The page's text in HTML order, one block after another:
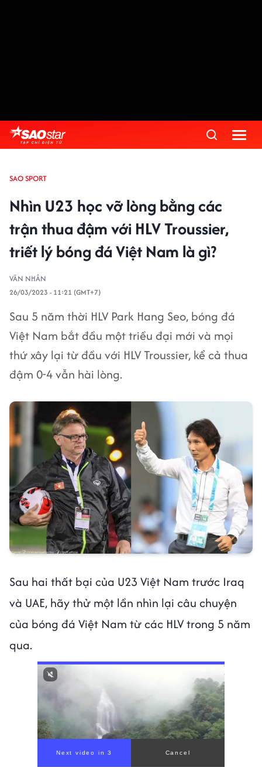
SAO SPORT
Nhìn U23 học vỡ lòng bằng các
trận thua đậm với HLV Troussier,
triết lý bóng đá Việt Nam là gì?
VĂN NHÂN
26/03/2023 - 11:21 (GMT+7)
Sau 5 năm thời HLV Park Hang Seo, bóng đá
Việt Nam bắt đầu một triều đại mới và mọi
thứ xây lại từ đầu với HLV Troussier, kể cả thua
đậm 0-4 vẫn hài lòng.
Sau hai thất bại của U23 Việt Nam trước Iraq
và UAE, hãy thử một lần nhìn lại câu chuyện
của bóng đá Việt Nam từ các HLV trong 5 năm
qua.
Next video in 1 Cancel